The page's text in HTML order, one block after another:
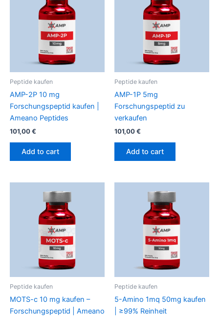
Peptide kaufen
AMP-2P 10 mg
Forschungspeptid kaufen |
Ameano Peptides
101,00€
Add to cart
Peptide kaufen
AMP-1P 5mg
Forschungspeptid zu
verkaufen
101,00€
Add to cart
Peptide kaufen
MOTS-c 10 mg kaufen –
Forschungspeptid | Ameano
Peptide kaufen
5-Amino 1mq 50mg kaufen
| ≥99% Reinheit